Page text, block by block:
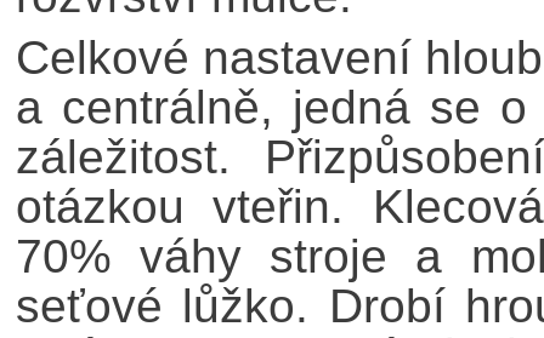
Celkové nastavení
a centrálně, jedná se
záležitost.
otázkou vteřin.
70% váhy stroje a
seťové lůžko. Drobí